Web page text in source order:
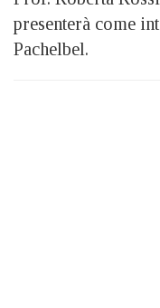
presenterà come
Pachelbel.